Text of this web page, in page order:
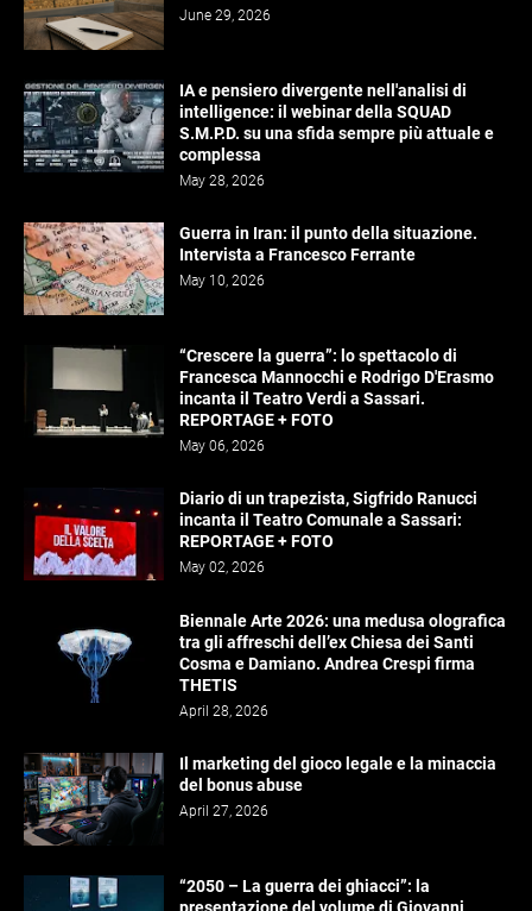
June 29, 2026
IA e pensiero divergente nell'analisi di
intelligence: il webinar della SQUAD
S.M.P.D. su una sfida sempre più attuale e
complessa
May 28, 2026
Guerra in Iran: il punto della situazione.
Intervista a Francesco Ferrante
May 10, 2026
“Crescere la guerra”: lo spettacolo di
Francesca Mannocchi e Rodrigo D'Erasmo
incanta il Teatro Verdi a Sassari.
REPORTAGE + FOTO
May 06, 2026
Diario di un trapezista, Sigfrido Ranucci
incanta il Teatro Comunale a Sassari:
REPORTAGE + FOTO
May 02, 2026
Biennale Arte 2026: una medusa olografica
tra gli affreschi dell’ex Chiesa dei Santi
Cosma e Damiano. Andrea Crespi firma
THETIS
April 28, 2026
Il marketing del gioco legale e la minaccia
del bonus abuse
April 27, 2026
“2050 – La guerra dei ghiacci”: la